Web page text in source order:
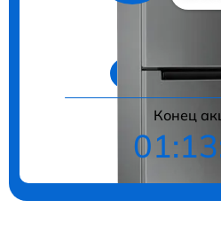
Цены на
Конец